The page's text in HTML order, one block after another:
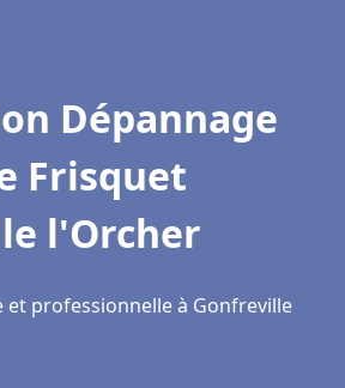
Dépannage
Frisquet
l'Orcher
professionnelle à Gonfreville